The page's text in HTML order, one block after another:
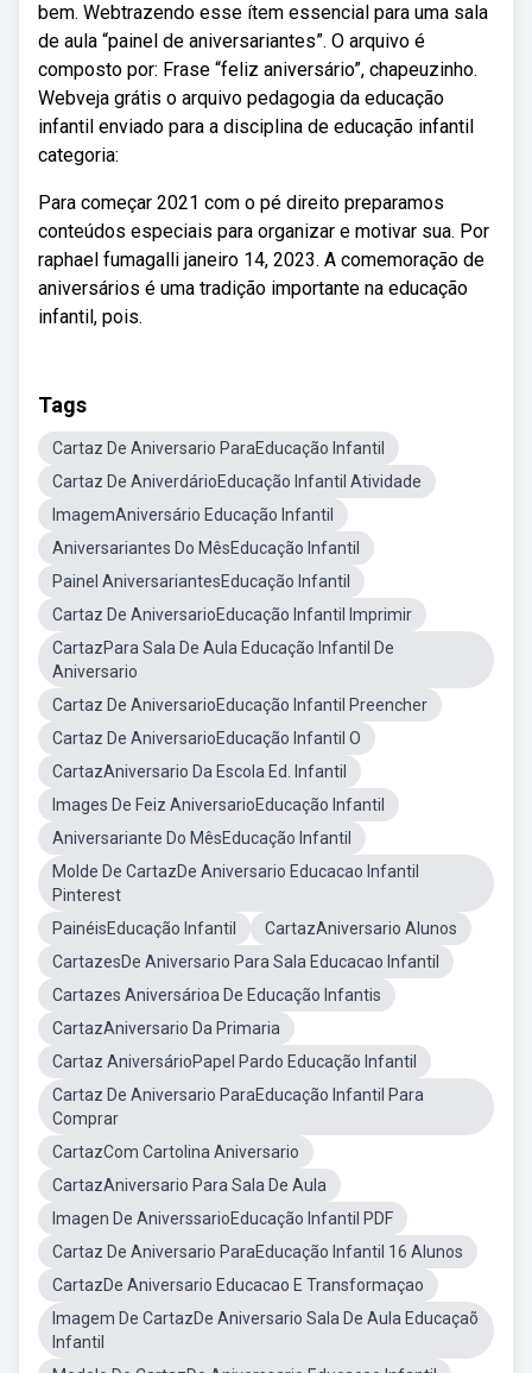
bem. Webtrazendo esse ítem essencial para uma sala
de aula “painel de aniversariantes”. O arquivo é
composto por: Frase “feliz aniversário”, chapeuzinho.
Webveja grátis o arquivo pedagogia da educação
infantil enviado para a disciplina de educação infantil
categoria:
Para começar 2021 com o pé direito preparamos
conteúdos especiais para organizar e motivar sua. Por
raphael fumagalli janeiro 14, 2023. A comemoração de
aniversários é uma tradição importante na educação
infantil, pois.
Tags
Cartaz De Aniversario ParaEducação Infantil
Cartaz De AniverdárioEducação Infantil Atividade
ImagemAniversário Educação Infantil
Aniversariantes Do MêsEducação Infantil
Painel AniversariantesEducação Infantil
Cartaz De AniversarioEducação Infantil Imprimir
CartazPara Sala De Aula Educação Infantil De
Aniversario
Cartaz De AniversarioEducação Infantil Preencher
Cartaz De AniversarioEducação Infantil O
CartazAniversario Da Escola Ed. Infantil
Images De Feiz AniversarioEducação Infantil
Aniversariante Do MêsEducação Infantil
Molde De CartazDe Aniversario Educacao Infantil
Pinterest
PainéisEducação Infantil
CartazAniversario Alunos
CartazesDe Aniversario Para Sala Educacao Infantil
Cartazes Aniversárioa De Educação Infantis
CartazAniversario Da Primaria
Cartaz AniversárioPapel Pardo Educação Infantil
Cartaz De Aniversario ParaEducação Infantil Para
Comprar
CartazCom Cartolina Aniversario
CartazAniversario Para Sala De Aula
Imagen De AniverssarioEducação Infantil PDF
Cartaz De Aniversario ParaEducação Infantil 16 Alunos
CartazDe Aniversario Educacao E Transformaçao
Imagem De CartazDe Aniversario Sala De Aula Educaçaõ
Infantil